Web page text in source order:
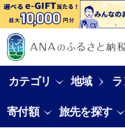
カテゴリ 地域
寄付額 旅先を探す